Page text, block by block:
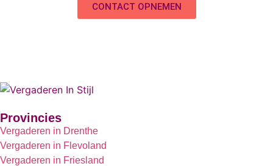
CONTACT OPNEMEN
Provincies
Vergaderen in Drenthe
Vergaderen in Flevoland
Vergaderen in Friesland